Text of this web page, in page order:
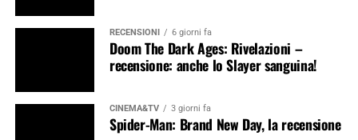
RECENSIONI 6 giorni fa
Doom The Dark Ages: Rivelazioni –
recensione: anche lo Slayer sanguina!
CINEMA&TV 3 giorni fa
Spider-Man: Brand New Day, la recensione